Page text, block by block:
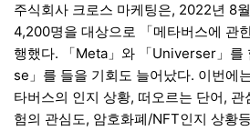
주식회사 크로스 마케팅은, 2022년 8
4,200명을 대상으로 「메타버스에 관
행했다. 「Meta」와 「Universer」를
se」를 들을 기회도 늘어났다. 이번에
타버스의 인지 상황, 떠오르는 단어, 관
험의 관심도, 암호화폐/NFT인지 상황